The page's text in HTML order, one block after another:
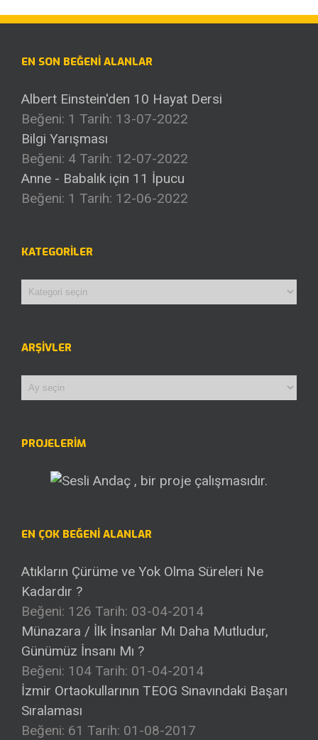
EN SON BEĞENI ALANLAR
Albert Einstein'den 10 Hayat Dersi
Beğeni: 1 Tarih: 13-07-2022
Bilgi Yarışması
Beğeni: 4 Tarih: 12-07-2022
Anne - Babalık için 11 İpucu
Beğeni: 1 Tarih: 12-06-2022
KATEGORILER
Kategoriler
ARŞIVLER
Arşivler
PROJELERİM
EN ÇOK BEĞENI ALANLAR
Atıkların Çürüme ve Yok Olma Süreleri Ne
Kadardır ?
Beğeni: 126 Tarih: 03-04-2014
Münazara / İlk İnsanlar Mı Daha Mutludur,
Günümüz İnsanı Mı ?
Beğeni: 104 Tarih: 01-04-2014
İzmir Ortaokullarının TEOG Sınavındaki Başarı
Sıralaması
Beğeni: 61 Tarih: 01-08-2017